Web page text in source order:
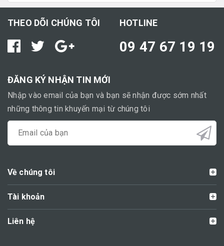
THEO DÕI CHÚNG TÔI HOTLINE
09 47 67 19 19
ĐĂNG KÝ NHẬN TIN MỚI
Nhập vào email của bạn và bạn sẽ nhận được sớm nhất
những thông tin khuyến mại từ chúng tôi
Về chúng tôi
Tài khoản
Liên hệ